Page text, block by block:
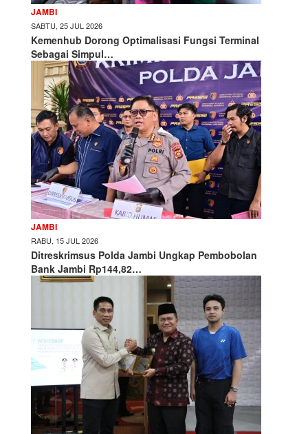
JAMBI
SABTU, 25 JUL 2026
Kemenhub Dorong Optimalisasi Fungsi Terminal
Sebagai Simpul…
JAMBI
RABU, 15 JUL 2026
Ditreskrimsus Polda Jambi Ungkap Pembobolan
Bank Jambi Rp144,82…